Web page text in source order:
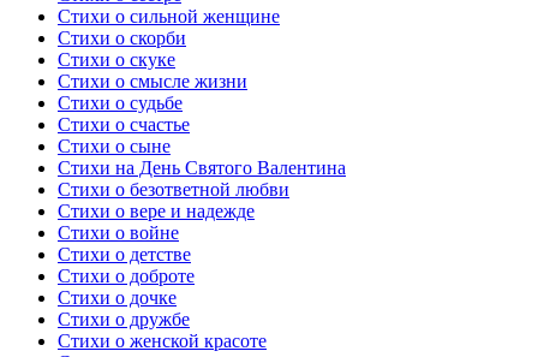
Стихи о сильной женщине
Стихи о скорби
Стихи о скуке
Стихи о смысле жизни
Стихи о судьбе
Стихи о счастье
Стихи о сыне
Стихи на День Святого Валентина
Стихи о безответной любви
Стихи о вере и надежде
Стихи о войне
Стихи о детстве
Стихи о доброте
Стихи о дочке
Стихи о дружбе
Стихи о женской красоте